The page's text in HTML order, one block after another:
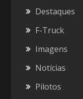
Destaques
F-Truck
Imagens
Notícias
Pilotos